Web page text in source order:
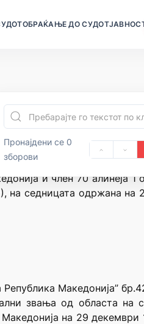
ОБРАЌАЊЕ ДО СУДОТ
Пронајдени се 0
зборови
и член 70 алинеја 1
на седницата одржана на
Македонија”
звања од областа на
на 29 декември